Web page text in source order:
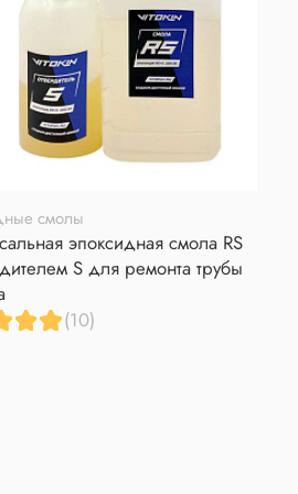
смолы
эпоксидная смола RS
S для ремонта трубы
(10)